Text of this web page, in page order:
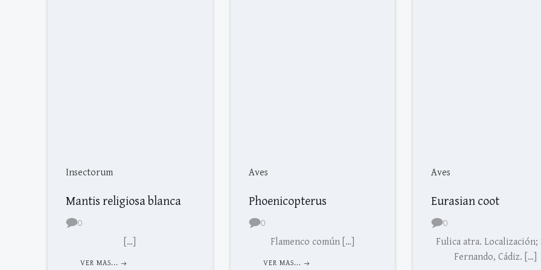
Insectorum
Mantis religiosa blanca
0
[…]
VER MAS...
Aves
Phoenicopterus
0
Flamenco común […]
VER MAS...
Aves
Eurasian coot
0
Fulica atra. Localización;
Fernando, Cádiz. […]